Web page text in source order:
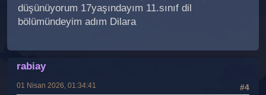
düşünüyorum 17yaşındayım 11.sınıf dil
bölümündeyim adım Dilara
rabiay
#4
01 Nisan 2026, 01:34:41